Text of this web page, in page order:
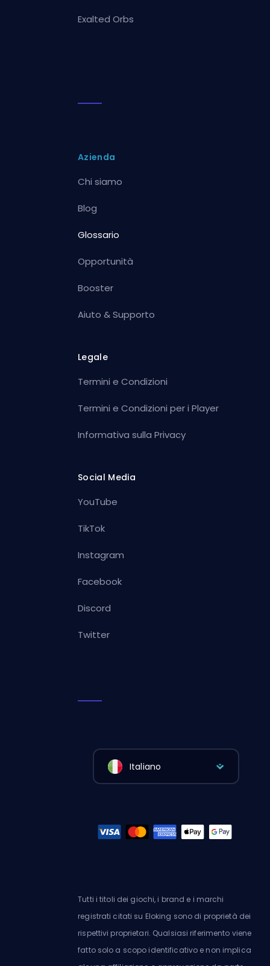
Exalted Orbs
Azienda
Chi siamo
Blog
Glossario
Opportunità
Booster
Aiuto & Supporto
Legale
Termini e Condizioni
Termini e Condizioni per i Player
Informativa sulla Privacy
Social Media
YouTube
TikTok
Instagram
Facebook
Discord
Twitter
Italiano
Tutti i titoli dei giochi, i brand e i marchi
registrati citati su Eloking sono di proprietà dei
rispettivi proprietari. Qualsiasi riferimento viene
fatto solo a scopo identificativo e non implica